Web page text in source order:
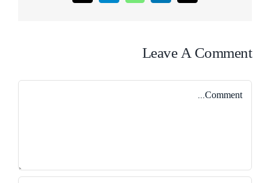
Leave A Comment